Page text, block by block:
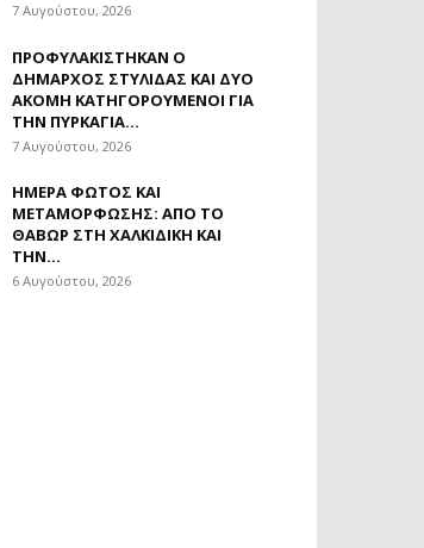
7 Αυγούστου, 2026
ΠΡΟΦΥΛΑΚΊΣΤΗΚΑΝ Ο
ΔΉΜΑΡΧΟΣ ΣΤΥΛΊΔΑΣ ΚΑΙ ΔΎΟ
ΑΚΌΜΗ ΚΑΤΗΓΟΡΟΎΜΕΝΟΙ ΓΙΑ
ΤΗΝ ΠΥΡΚΑΓΙΆ...
7 Αυγούστου, 2026
ΗΜΈΡΑ ΦΩΤΌΣ ΚΑΙ
ΜΕΤΑΜΌΡΦΩΣΗΣ: ΑΠΌ ΤΟ
ΘΑΒΏΡ ΣΤΗ ΧΑΛΚΙΔΙΚΉ ΚΑΙ
ΤΗΝ...
6 Αυγούστου, 2026